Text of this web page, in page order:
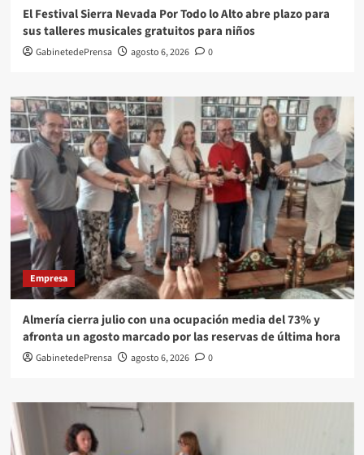
El Festival Sierra Nevada Por Todo lo Alto abre plazo para
sus talleres musicales gratuitos para niños
GabinetedePrensa agosto 6, 2026 0
Empresa
Almería cierra julio con una ocupación media del 73% y
afronta un agosto marcado por las reservas de última hora
GabinetedePrensa agosto 6, 2026 0